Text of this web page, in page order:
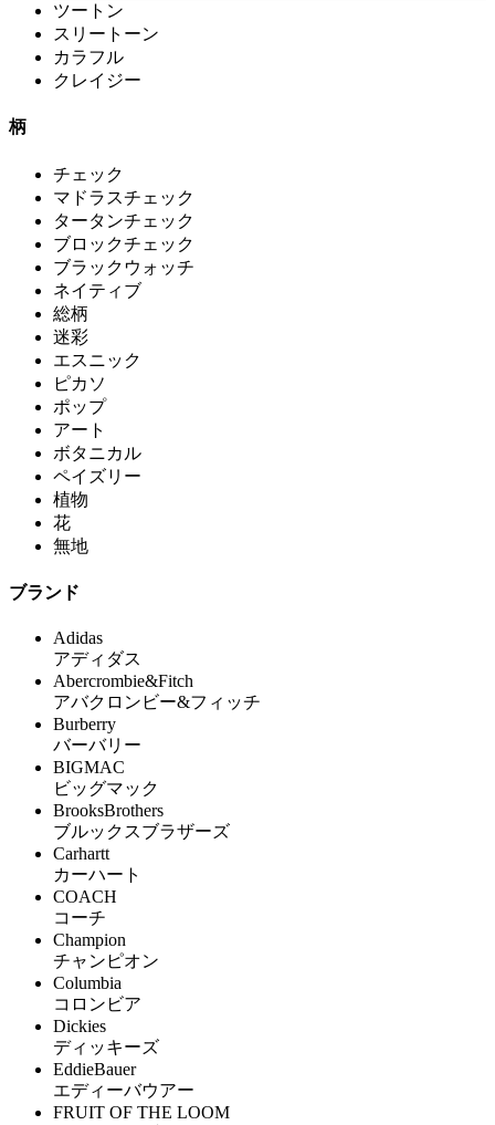
ツートン
スリートーン
カラフル
クレイジー
柄
チェック
マドラスチェック
タータンチェック
ブロックチェック
ブラックウォッチ
ネイティブ
総柄
迷彩
エスニック
ピカソ
ポップ
アート
ボタニカル
ペイズリー
植物
花
無地
ブランド
Adidas
アディダス
Abercrombie&Fitch
アバクロンビー&フィッチ
Burberry
バーバリー
BIGMAC
ビッグマック
BrooksBrothers
ブルックスブラザーズ
Carhartt
カーハート
COACH
コーチ
Champion
チャンピオン
Columbia
コロンビア
Dickies
ディッキーズ
EddieBauer
エディーバウアー
FRUIT OF THE LOOM